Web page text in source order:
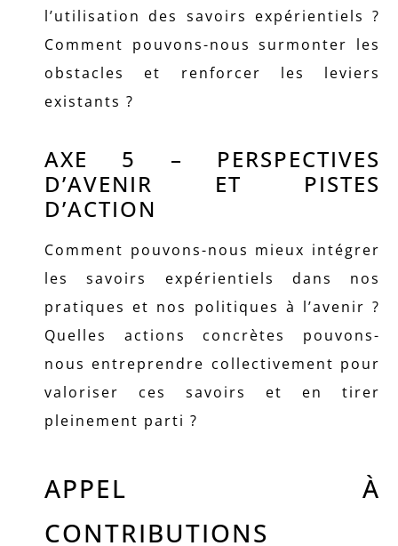
l’utilisation des savoirs expérientiels ?
Comment pouvons-nous surmonter les
obstacles et renforcer les leviers
existants ?
AXE 5 – PERSPECTIVES
D’AVENIR ET PISTES
D’ACTION
Comment pouvons-nous mieux intégrer
les savoirs expérientiels dans nos
pratiques et nos politiques à l’avenir ?
Quelles actions concrètes pouvons-
nous entreprendre collectivement pour
valoriser ces savoirs et en tirer
pleinement parti ?
APPEL À
CONTRIBUTIONS